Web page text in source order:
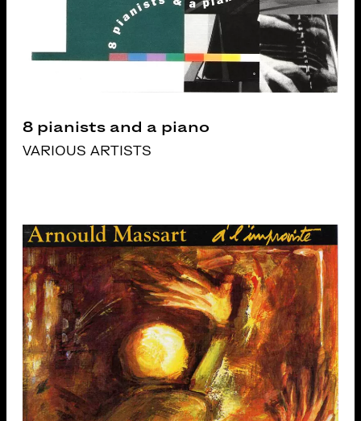
8 pianists and a piano
VARIOUS ARTISTS